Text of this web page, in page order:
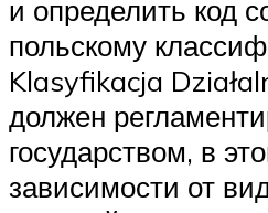
и определить код
польскому
Klasyfikacja
должен
государством, в
зависимости от